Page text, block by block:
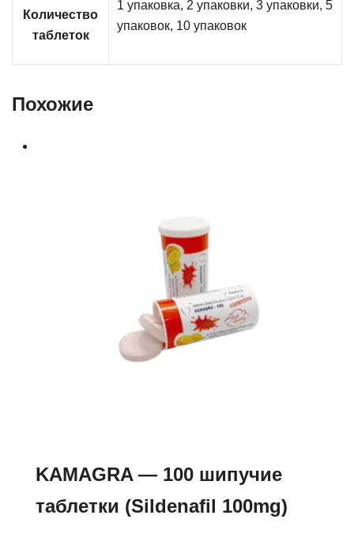
Количество
таблеток
1 упаковка, 2 упаковки, 3 упаковки, 5
упаковок, 10 упаковок
Похожие
KAMAGRA — 100 шипучие
таблетки (Sildenafil 100mg)